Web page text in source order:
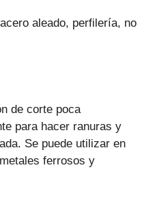
aleado, perfilería, no
de corte poca
para hacer ranuras y
Se puede utilizar en
ferrosos y